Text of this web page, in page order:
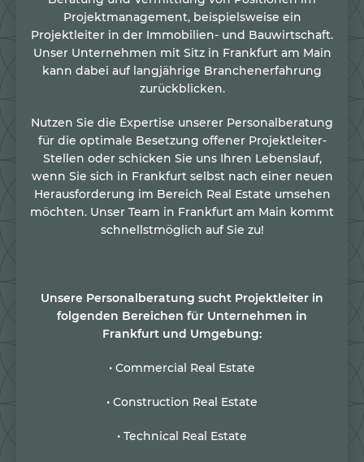
Projektmanagement, beispielsweise ein
Projektleiter in der Immobilien- und Bauwirtschaft.
Unser Unternehmen mit Sitz in Frankfurt am Main
kann dabei auf langjährige Branchenerfahrung
zurückblicken.
Nutzen Sie die Expertise unserer Personalberatung
für die optimale Besetzung offener Projektleiter-
Stellen oder schicken Sie uns Ihren Lebenslauf,
wenn Sie sich in Frankfurt selbst nach einer neuen
Herausforderung im Bereich Real Estate umsehen
möchten. Unser Team in Frankfurt am Main kommt
schnellstmöglich auf Sie zu!
Unsere Personalberatung sucht Projektleiter in
folgenden Bereichen für Unternehmen in
Frankfurt und Umgebung:
• Commercial Real Estate
• Construction Real Estate
• Technical Real Estate